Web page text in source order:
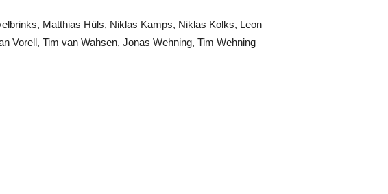
Matthias Hüls, Niklas Kamps, Niklas Kolks, Leon
Vorell, Tim van Wahsen, Jonas Wehning, Tim Wehning